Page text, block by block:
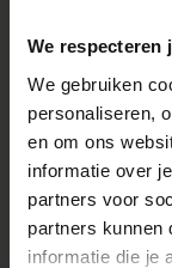
We respecteren
We gebruiken
personaliseren,
en om ons
informatie over
partners voor
partners kunnen
informatie die je